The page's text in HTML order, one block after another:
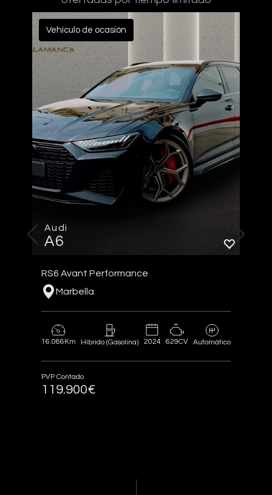
Vehículo de ocasión
Audi
A6
RS6 Avant Performance
Marbella
16.086Km Híbrido (Gasolina) 2024 629CV Automático
PVP Contado
119.900€